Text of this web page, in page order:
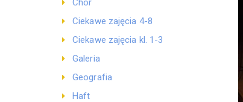
Chór
Ciekawe zajęcia 4-8
Ciekawe zajęcia kl. 1-3
Galeria
Geografia
Haft